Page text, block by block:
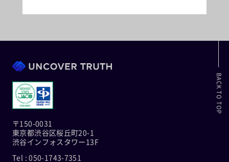
〒150-0031
東京都渋谷区桜丘町20-1
渋谷インフォスタワー13F
Tel : 050-1743-7351
BACK TO TOP